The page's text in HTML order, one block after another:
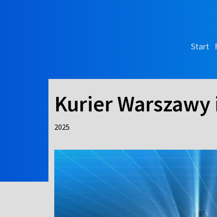
Start
Kurier Warszawy
2025